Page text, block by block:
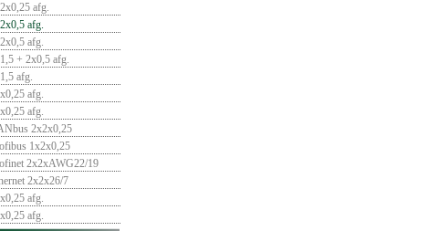
afg.
afg.
afg.
+ 2x0,5 afg.
afg.
afg.
afg.
2x2x0,25
1x2x0,25
2x2xAWG22/19
2x2x26/7
afg.
afg.